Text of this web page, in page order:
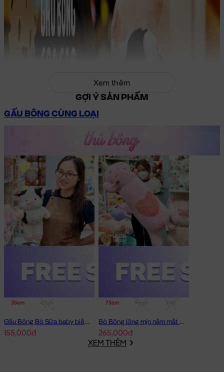
Xem thêm
GỢI Ý SẢN PHẨM
GẤU BÔNG CÙNG LOẠI
35cm
Gấu Bông Bò Sữa baby biết chạy
155,000đ
75cm
Bò Bông lông mịn nằm mắt To
265,000đ
XEM THÊM